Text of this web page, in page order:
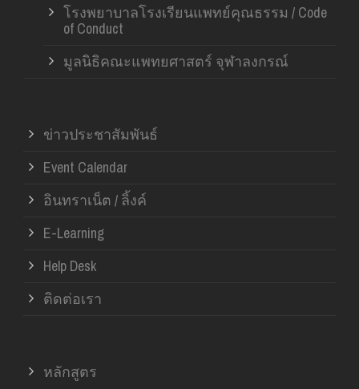
โรงพยาบาลโรงเรียนแพทย์คุณธรรม / Code
of Conduct
มูลนิธิคณะแพทยศาสตร์ จุฬาลงกรณ์
ข่าวประชาสัมพันธ์
Event Calendar
อินทราเน็ต / ลิ้งค์
E-Learning
Help Desk
ติดต่อเรา
หลักสูตร